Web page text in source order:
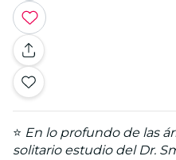
⭐ En lo profundo de las
solitario estudio del Dr.